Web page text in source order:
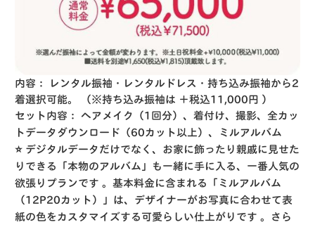
内容：
レンタル振袖・レンタルドレス・持ち込み振袖から2
着選択可能。
（※持ち込み振袖は ＋税込11,000円 ）
セット内容：
ヘアメイク（1回分）、着付け、撮影、全カッ
トデータダウンロード（60カット以上）、ミルアルバム
⭐️ デジタルデータだけでなく、お家に飾ったり親戚に見せた
りできる「本物のアルバム」も一緒に手に入る、一番人気の
欲張りプランです 。基本料金に含まれる「ミルアルバム
（12P20カット）」は、デザイナーがお写真に合わせて表
紙の色をカスタマイズする可愛らしい仕上がりです 。さら